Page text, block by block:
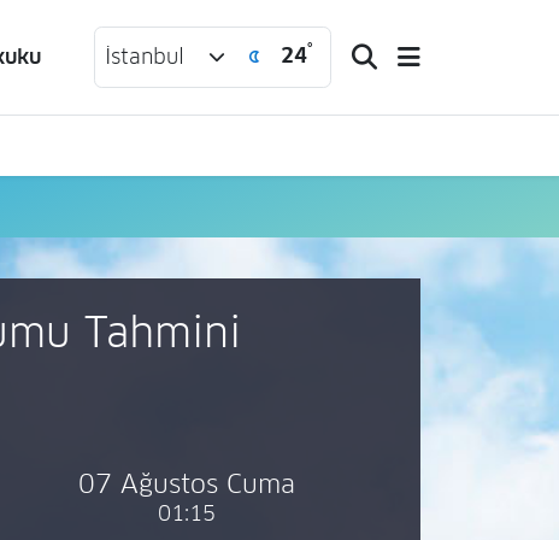
İstanbul 24°
Tahmini
07 Ağustos Cuma
01:15